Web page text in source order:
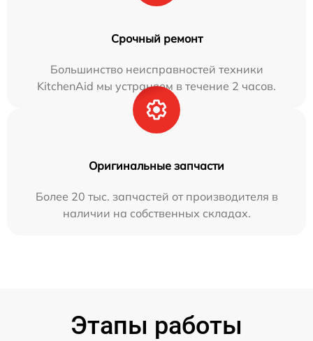
Срочный ремонт
Большинство неисправностей техники
KitchenAid мы устраняем в течение 2 часов.
Оригинальные запчасти
Более 20 тыс. запчастей от производителя в
наличии на собственных складах.
Этапы работы